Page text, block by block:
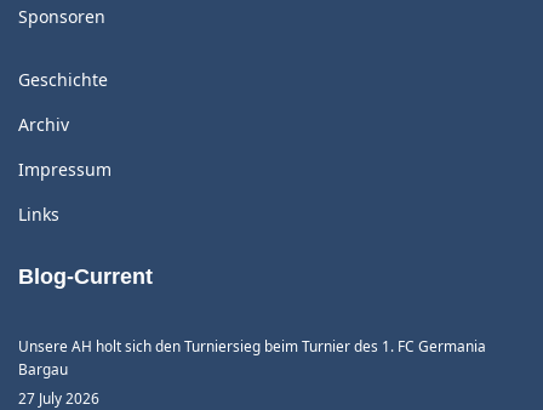
Sponsoren
Geschichte
Archiv
Impressum
Links
Blog-Current
Unsere AH holt sich den Turniersieg beim Turnier des 1. FC Germania
Bargau
27 July 2026